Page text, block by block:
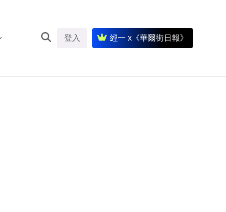
登入 經一 x《華爾街日報》